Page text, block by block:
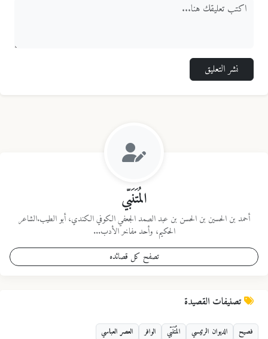
نشر التعليق
المُتَنَبّي
أحمد بن الحسين بن الحسن بن عبد الصمد الجعفي الكوفي الكندي، أبو الطيب.الشاعر
الحكيم، وأحد مفاخر الأدب...
تصفح كل قصائده
تصنيفات القصيدة
فصيح الديوان الرئيسي المُتَنَبّي الوافر العصر العباسي